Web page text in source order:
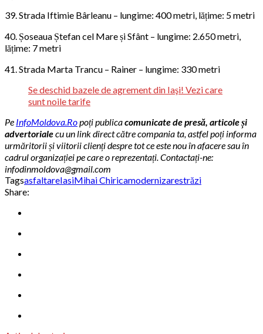
39. Strada Iftimie Bârleanu – lungime: 400 metri, lățime: 5 metri
40. Șoseaua Ștefan cel Mare și Sfânt – lungime: 2.650 metri,
lățime: 7 metri
41. Strada Marta Trancu – Rainer – lungime: 330 metri
Se deschid bazele de agrement din Iaşi! Vezi care
sunt noile tarife
Pe InfoMoldova.Ropoți publicacomunicate de presă, articole și
advertorialecu un link direct către compania ta, astfel poți informa
urmăritorii și viitorii clienți despre tot ce este nou în afacere sau în
cadrul organizației pe care o reprezentați. Contactați-ne:
infodinmoldova@gmail.com
TagsasfaltareIasiMihai Chiricamodernizarestrăzi
Share: